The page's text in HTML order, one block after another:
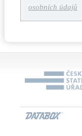
osobních údajů